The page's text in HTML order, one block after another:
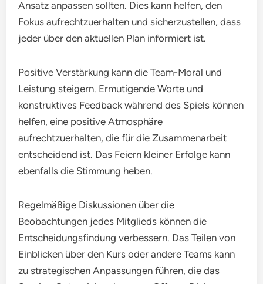
Ansatz anpassen sollten. Dies kann helfen, den
Fokus aufrechtzuerhalten und sicherzustellen, dass
jeder über den aktuellen Plan informiert ist.
Positive Verstärkung kann die Team-Moral und
Leistung steigern. Ermutigende Worte und
konstruktives Feedback während des Spiels können
helfen, eine positive Atmosphäre
aufrechtzuerhalten, die für die Zusammenarbeit
entscheidend ist. Das Feiern kleiner Erfolge kann
ebenfalls die Stimmung heben.
Regelmäßige Diskussionen über die
Beobachtungen jedes Mitglieds können die
Entscheidungsfindung verbessern. Das Teilen von
Einblicken über den Kurs oder andere Teams kann
zu strategischen Anpassungen führen, die das